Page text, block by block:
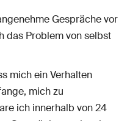
Gespräche vor
das Problem von selbst
mich ein Verhalten
mich zu
ich innerhalb von 24